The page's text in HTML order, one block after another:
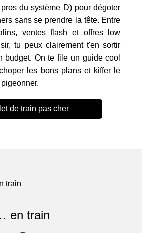
du système D) pour dégoter
sans se prendre la tête. Entre
ventes flash et offres low
tu peux clairement t'en sortir
budget. On te file un guide cool
les bons plans et kiffer le
de train pas cher
en train